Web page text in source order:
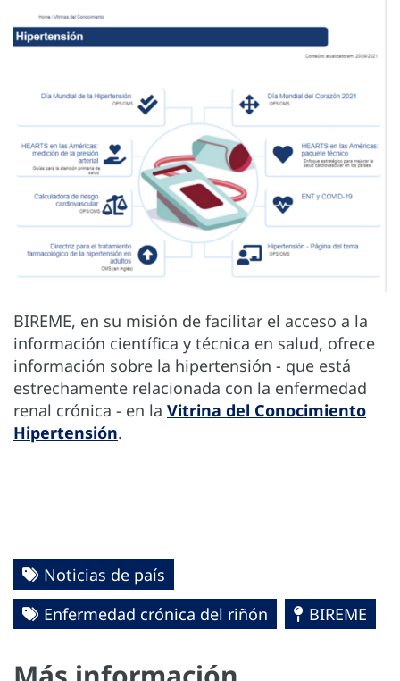
BIREME, en su misión de facilitar el acceso a la
información científica y técnica en salud, ofrece
información sobre la hipertensión - que está
estrechamente relacionada con la enfermedad
renal crónica - en la Vitrina del Conocimiento
Hipertensión.
Noticias de país
Enfermedad crónica del riñón
BIREME